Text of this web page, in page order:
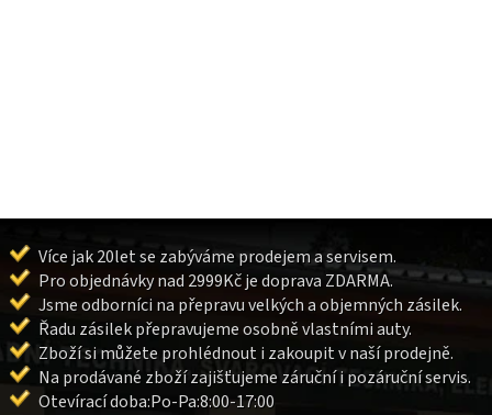
Více jak 20let se zabýváme prodejem a servisem.
Pro objednávky nad 2999Kč je doprava ZDARMA.
Jsme odborníci na přepravu velkých a objemných zásilek.
Řadu zásilek přepravujeme osobně vlastními auty.
Zboží si můžete prohlédnout i zakoupit v naší prodejně.
Na prodávané zboží zajišťujeme záruční i pozáruční servis.
Otevírací doba:Po-Pa:8:00-17:00